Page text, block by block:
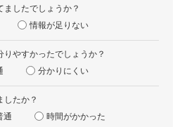
ましたでしょうか？
情報が足りない
やすかったでしょうか？
分かりにくい
したか？
通 時間がかかった